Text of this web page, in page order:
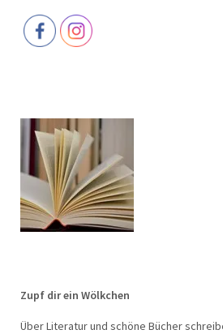
Zupf dir ein Wölkchen
Über Literatur und schöne Bücher